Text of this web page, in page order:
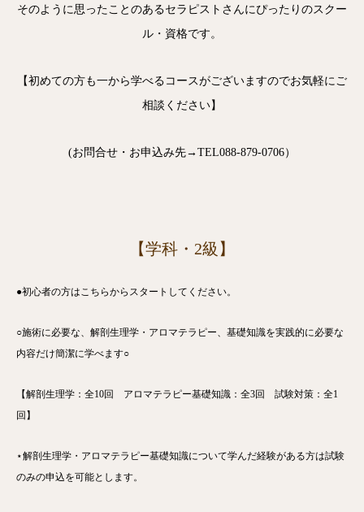
そのように思ったことのあるセラピストさんにぴったりのスクー
ル・資格です。
【初めての方も一から学べるコースがございますのでお気軽にご
相談ください】
(お問合せ・お申込み先→TEL088-879-0706）
【学科・2級】
●初心者の方はこちらからスタートしてください。
○施術に必要な、解剖生理学・アロマテラピー、基礎知識を実践的に必要な
内容だけ簡潔に学べます○
【解剖生理学：全10回 アロマテラピー基礎知識：全3回 試験対策：全1
回】
⋆解剖生理学・アロマテラピー基礎知識について学んだ経験がある方は試験
のみの申込を可能とします。